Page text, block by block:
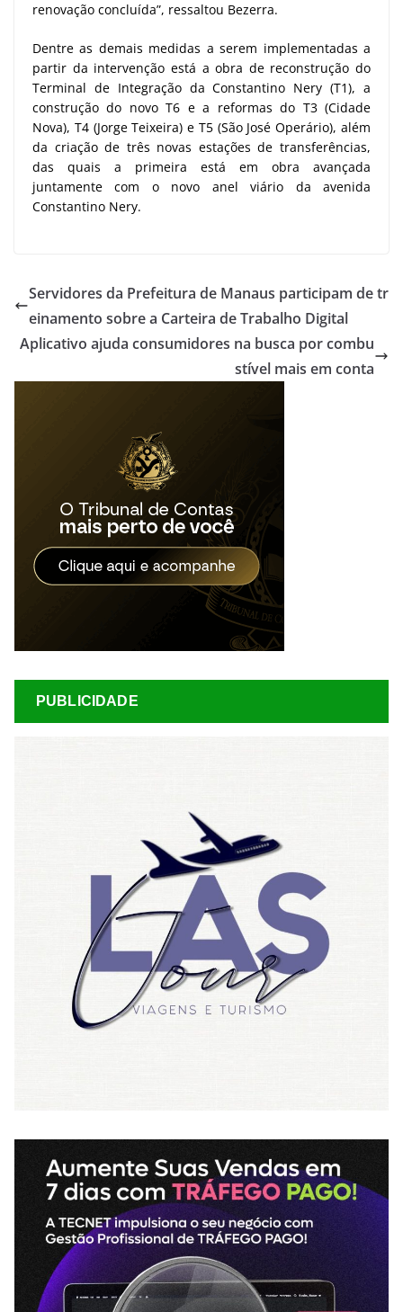
renovação concluída”, ressaltou Bezerra.
Dentre as demais medidas a serem implementadas a
partir da intervenção está a obra de reconstrução do
Terminal de Integração da Constantino Nery (T1), a
construção do novo T6 e a reformas do T3 (Cidade
Nova), T4 (Jorge Teixeira) e T5 (São José Operário), além
da criação de três novas estações de transferências,
das quais a primeira está em obra avançada
juntamente com o novo anel viário da avenida
Constantino Nery.
Servidores da Prefeitura de Manaus participam de tr
einamento sobre a Carteira de Trabalho Digital
Aplicativo ajuda consumidores na busca por combu
stível mais em conta
PUBLICIDADE